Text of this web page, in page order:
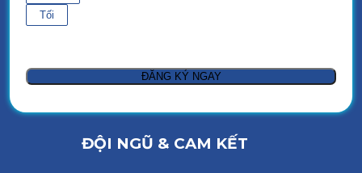
Tối
ĐỘI NGŨ & CAM KẾT